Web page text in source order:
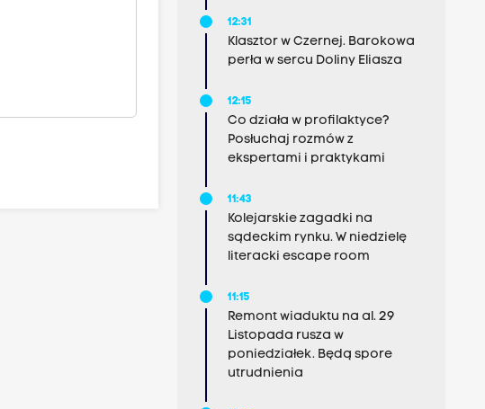
12:31
Klasztor w Czernej. Barokowa
perła w sercu Doliny Eliasza
12:15
Co działa w profilaktyce?
Posłuchaj rozmów z
ekspertami i praktykami
11:43
Kolejarskie zagadki na
sądeckim rynku. W niedzielę
literacki escape room
11:15
Remont wiaduktu na al. 29
Listopada rusza w
poniedziałek. Będą spore
utrudnienia